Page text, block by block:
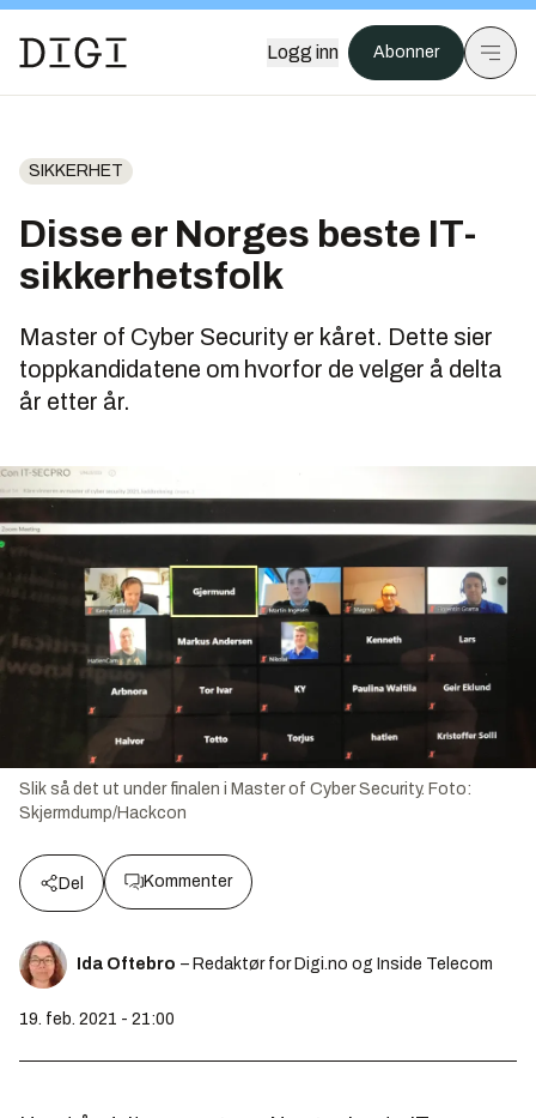
Logg inn Abonner
SIKKERHET
Disse er Norges beste IT-
sikkerhetsfolk
Master of Cyber Security er kåret. Dette sier
toppkandidatene om hvorfor de velger å delta
år etter år.
Slik så det ut under finalen i Master of Cyber Security. Foto:
Skjermdump/Hackcon
Del Kommenter
Ida Oftebro – Redaktør for Digi.no og Inside Telecom
19. feb. 2021 - 21:00